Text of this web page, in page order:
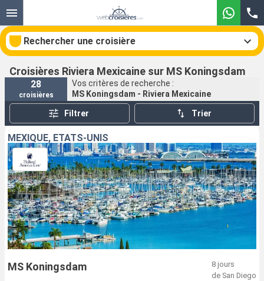
Rechercher une croisière
Nos destinations
Mois de départ
Ports Compagnies
Rechercher
Croisières Riviera Mexicaine sur MS Koningsdam
28
croisières
Vos critères de recherche :
MS Koningsdam - Riviera Mexicaine
Filtrer Trier
MEXIQUE, ÉTATS-UNIS
MS Koningsdam
8 jours
de San Diego